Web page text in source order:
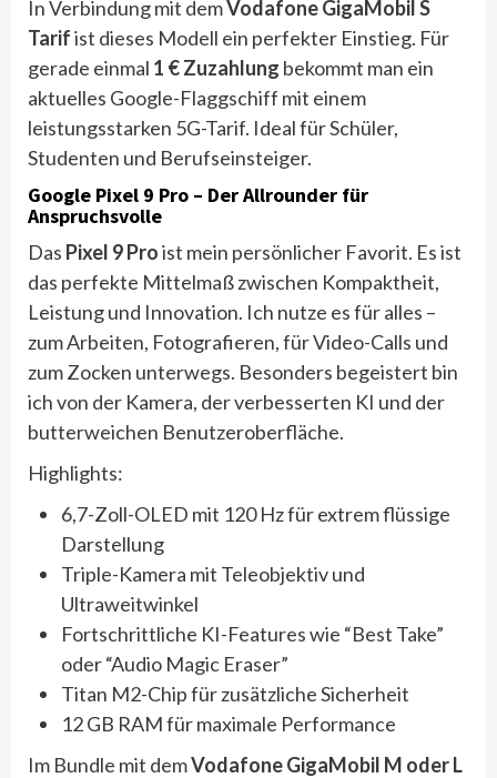
In Verbindung mit demVodafone GigaMobil S
Tarifist dieses Modell ein perfekter Einstieg. Für
gerade einmal 1 € Zuzahlung bekommt man ein
aktuelles Google-Flaggschiff mit einem
leistungsstarken 5G-Tarif. Ideal für Schüler,
Studenten und Berufseinsteiger.
Google Pixel 9 Pro – Der Allrounder für
Anspruchsvolle
Das Pixel 9 Proist mein persönlicher Favorit. Es ist
das perfekte Mittelmaß zwischen Kompaktheit,
Leistung und Innovation. Ich nutze es für alles –
zum Arbeiten, Fotografieren, für Video-Calls und
zum Zocken unterwegs. Besonders begeistert bin
ich von der Kamera, der verbesserten KI und der
butterweichen Benutzeroberfläche.
Highlights:
6,7-Zoll-OLED mit 120 Hz für extrem flüssige
Darstellung
Triple-Kamera mit Teleobjektiv und
Ultraweitwinkel
Fortschrittliche KI-Features wie “Best Take”
oder “Audio Magic Eraser”
Titan M2-Chip für zusätzliche Sicherheit
12 GB RAM für maximale Performance
Im Bundle mit demVodafone GigaMobil M oder L